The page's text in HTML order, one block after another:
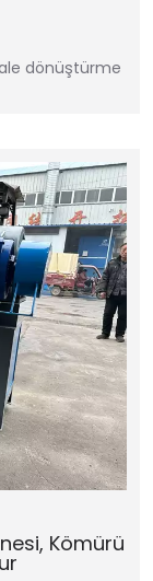
dönüştürme
Kömürü